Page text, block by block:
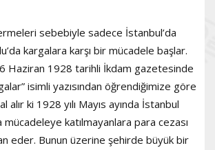
sebebiyle sadece İstanbul’da
kargalara karşı bir mücadele başlar.
Haziran 1928 tarihli İkdam gazetesinde
isimli yazısından öğrendiğimize göre
ki 1928 yılı Mayıs ayında İstanbul
mücadeleye katılmayanlara para cezası
eder. Bunun üzerine şehirde büyük bir